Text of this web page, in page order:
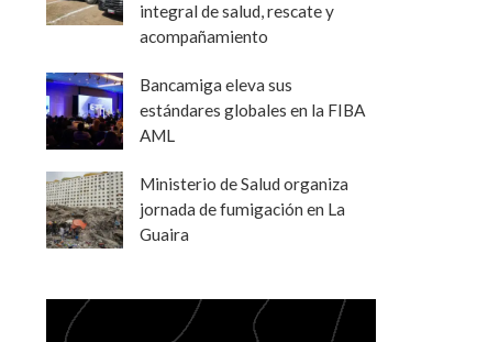
integral de salud, rescate y
acompañamiento
Bancamiga eleva sus
estándares globales en la FIBA
AML
Ministerio de Salud organiza
jornada de fumigación en La
Guaira